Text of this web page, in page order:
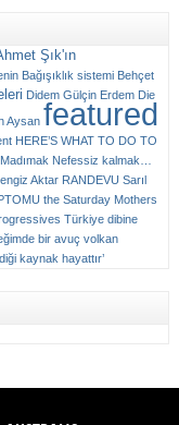
Şık'ın
Bağışıklık sistemi Behçet
Didem Gülçin Erdem Die
Aysan featured
HERE’S WHAT TO DO TO
Madımak Nefessiz kalmak…
Aktar RANDEVU Sarıl
the Saturday Mothers
Türkiye dibine
bir avuç volkan
kaynak hayattır’